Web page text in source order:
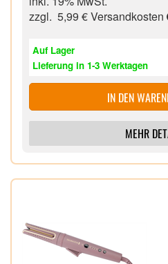
zzgl. 5,99 €Versandkosten
Auf Lager
Lieferung in 1-3 Werktagen
IN DEN
MEHR